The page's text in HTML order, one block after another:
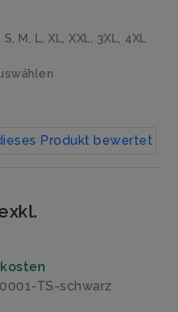
M, L, XL, XXL, 3XL, 4XL
Produkt bewertet
TS-schwarz